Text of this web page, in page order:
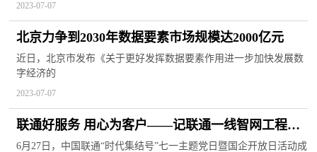
2023-07-07
北京力争到2030年数据要素市场规模达2000亿元
近日，北京市发布《关于更好发挥数据要素作用进一步加快发展数
字经济的
2023-07-07
联通好服务 用心为客户——记联通一线智网工程师
践行为民承诺的工作日常
6月27日，中国联通“时代集结号”七一主题党日暨国企开放日活动成